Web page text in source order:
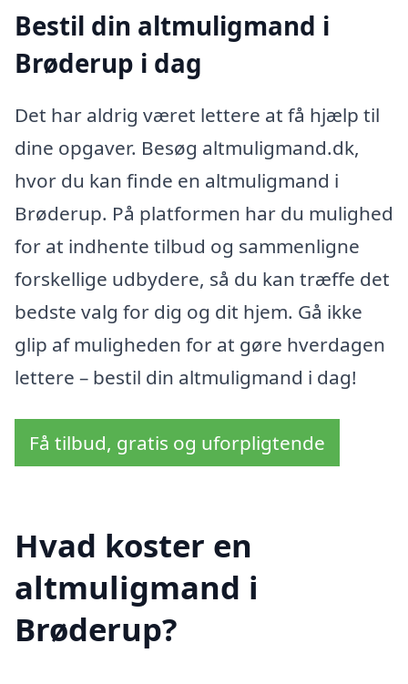
Bestil din altmuligmand i
Brøderup i dag
Det har aldrig været lettere at få hjælp til
dine opgaver. Besøg altmuligmand.dk,
hvor du kan finde en altmuligmand i
Brøderup. På platformen har du mulighed
for at indhente tilbud og sammenligne
forskellige udbydere, så du kan træffe det
bedste valg for dig og dit hjem. Gå ikke
glip af muligheden for at gøre hverdagen
lettere – bestil din altmuligmand i dag!
Få tilbud, gratis og uforpligtende
Hvad koster en
altmuligmand i
Brøderup?